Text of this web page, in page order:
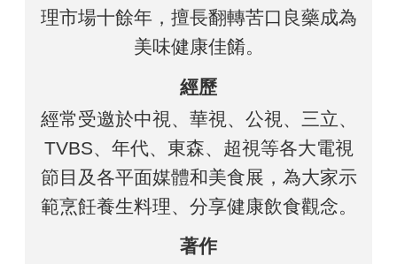
理市場十餘年，擅長翻轉苦口良藥成為
美味健康佳餚。
經歷
經常受邀於中視、華視、公視、三立、
TVBS、年代、東森、超視等各大電視
節目及各平面媒體和美食展，為大家示
範烹飪養生料理、分享健康飲食觀念。
著作